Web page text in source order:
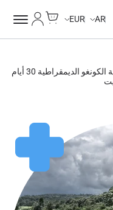
AR
EUR
جمهورية الكونغو الديمقراطية 30 أيام